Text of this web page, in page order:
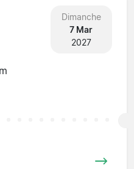
Dimanche
7 Mar
2027